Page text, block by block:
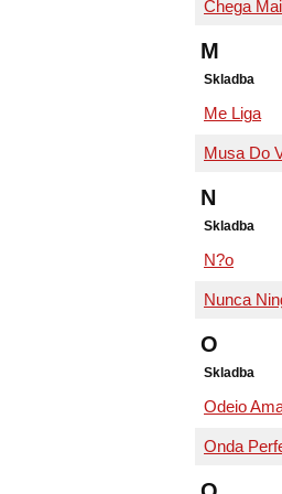
Chega
M
Skladba
Me Liga
Musa Do
N
Skladba
N?o
Nunca
O
Skladba
Odeio
Onda